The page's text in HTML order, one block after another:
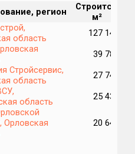
регион
Строится,
м²
область
127 142
39 785
Стройсервис,
область
27 749
область
25 436
Орловская
20 647